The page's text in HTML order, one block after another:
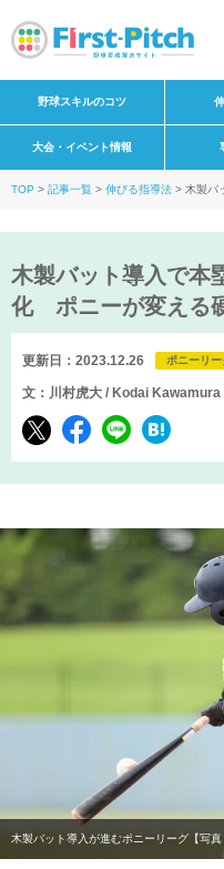
野球スキルのコツ
大会・イベント情報
TOP 記事一覧 伸びる指導法
木製バ
木製バット導入で本
化 ポニーが変える
更新日：2023.12.26 ポニーリー
文：川村虎大 / Kodai Kawamura
木製バット導入が進むポニーリーグ【写真